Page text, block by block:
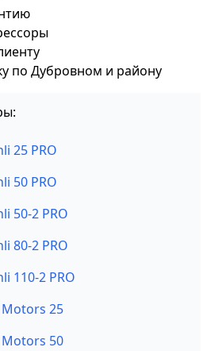
по Дубровном и району
25 PRO
50 PRO
50-2 PRO
80-2 PRO
110-2 PRO
25
50